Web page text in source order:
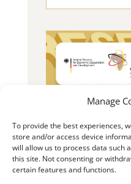
Manage
To provide the best experiences,
store and/or access device
will allow us to process data such
this site. Not consenting or
certain features and functions.
2025 Bourse
chercheurs
LIRE PLUS